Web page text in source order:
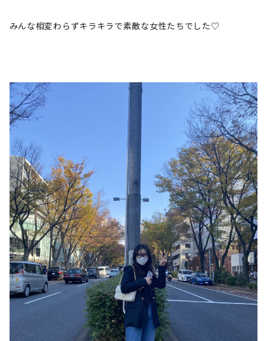
みんな相変わらずキラキラで素敵な女性たちでした♡